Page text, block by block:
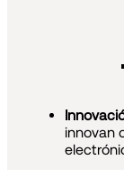
innovan